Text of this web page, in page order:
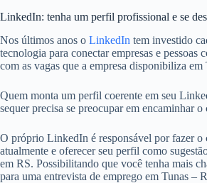
LinkedIn: tenha um perfil profissional e se
Nos últimos anos o LinkedIn tem investido
tecnologia para conectar empresas e pessoas
com as vagas que a empresa disponibiliza em
Quem monta um perfil coerente em seu
sequer precisa se preocupar em encaminhar
O próprio LinkedIn é responsável por fazer o
atualmente e oferecer seu perfil como
em RS. Possibilitando que você tenha mais
para uma entrevista de emprego em Tunas –